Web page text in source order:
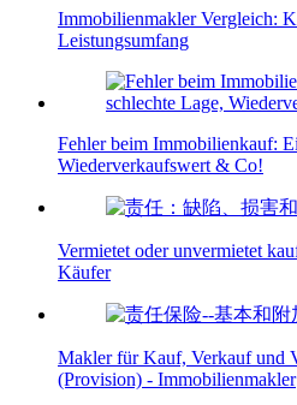
Immobilienmakler Vergleich:
Leistungsumfang
Fehler beim Immobilienkauf:
Wiederverkaufswert & Co!
Vermietet oder unvermietet
Käufer
Makler für Kauf, Verkauf und
(Provision) - Immobilienmakler